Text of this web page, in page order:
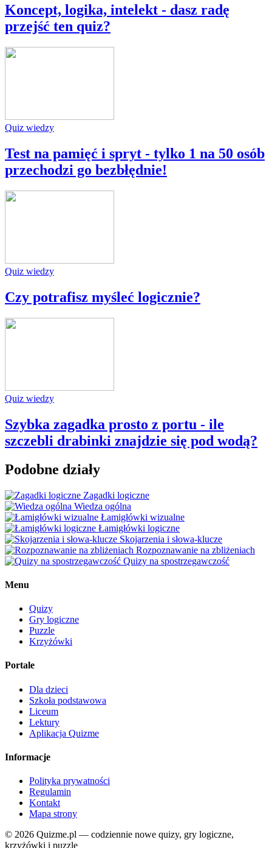
Koncept, logika, intelekt - dasz radę
przejść ten quiz?
Quiz wiedzy
Test na pamięć i spryt - tylko 1 na 50 osób
przechodzi go bezbłędnie!
Quiz wiedzy
Czy potrafisz myśleć logicznie?
Quiz wiedzy
Szybka zagadka prosto z portu - ile
szczebli drabinki znajdzie się pod wodą?
Podobne działy
Zagadki logiczne
Wiedza ogólna
Łamigłówki wizualne
Łamigłówki logiczne
Skojarzenia i słowa-klucze
Rozpoznawanie na zbliżeniach
Quizy na spostrzegawczość
Menu
Quizy
Gry logiczne
Puzzle
Krzyżówki
Portale
Dla dzieci
Szkoła podstawowa
Liceum
Lektury
Aplikacja Quizme
Informacje
Polityka prywatności
Regulamin
Kontakt
Mapa strony
© 2026 Quizme.pl — codziennie nowe quizy, gry logiczne,
krzyżówki i puzzle